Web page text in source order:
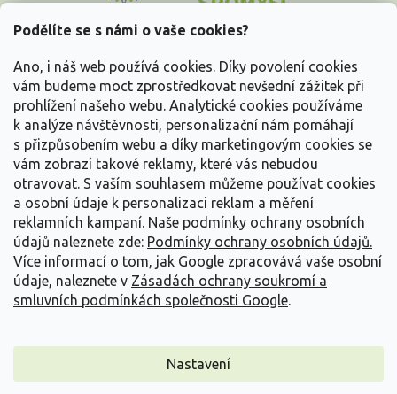
Podělíte se s námi o vaše cookies?
Ano, i náš web používá cookies. Díky povolení cookies
vám budeme moct zprostředkovat nevšední zážitek při
prohlížení našeho webu. Analytické cookies používáme
k analýze návštěvnosti, personalizační nám pomáhají
s přizpůsobením webu a díky marketingovým cookies se
vám zobrazí takové reklamy, které vás nebudou
otravovat. S vaším souhlasem můžeme používat cookies
a osobní údaje k personalizaci reklam a měření
reklamních kampaní. Naše podmínky ochrany osobních
údajů naleznete zde: Podmínky ochrany osobních údajů.
Více informací o tom, jak Google zpracovává vaše osobní
údaje, naleznete v Zásadách ochrany soukromí a
smluvních podmínkách společnosti Google.
Nastavení
p
Vše o nákupu
Informace pro Vás
Kontakujte nás
Vytvořil Shoptet